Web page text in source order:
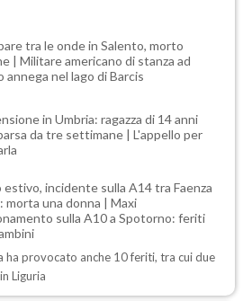
tra le onde in Salento, morto
| Militare americano di stanza ad
annega nel lago di Barcis
in Umbria: ragazza di 14 anni
da tre settimane | L'appello per
estivo, incidente sulla A14 tra Faenza
morta una donna | Maxi
sulla A10 a Spotorno: feriti
ha provocato anche 10 feriti, tra cui due
Liguria